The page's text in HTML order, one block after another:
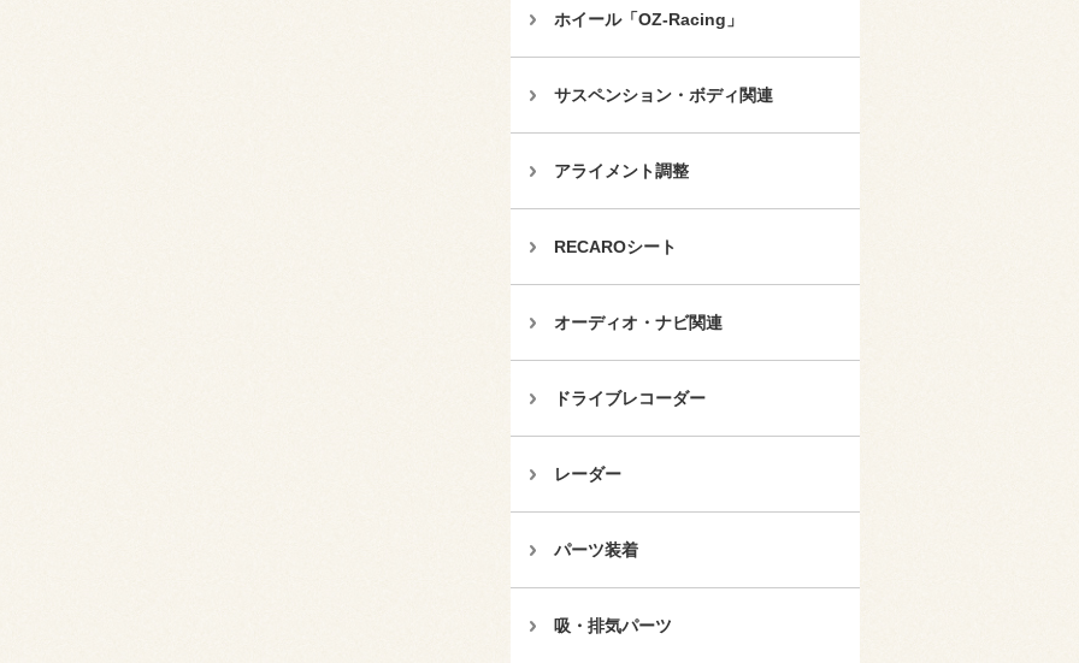
ホイール「OZ-Racing」
サスペンション・ボディ関連
アライメント調整
RECAROシート
オーディオ・ナビ関連
ドライブレコーダー
レーダー
パーツ装着
吸・排気パーツ